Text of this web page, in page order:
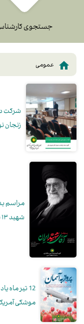
جستجوی
عمومی
شرکت
زنجان
مراسم
شهید ۱۳ تا ۱۸ تیر ماه ۱۴۰۵
12 تیر
موشکی